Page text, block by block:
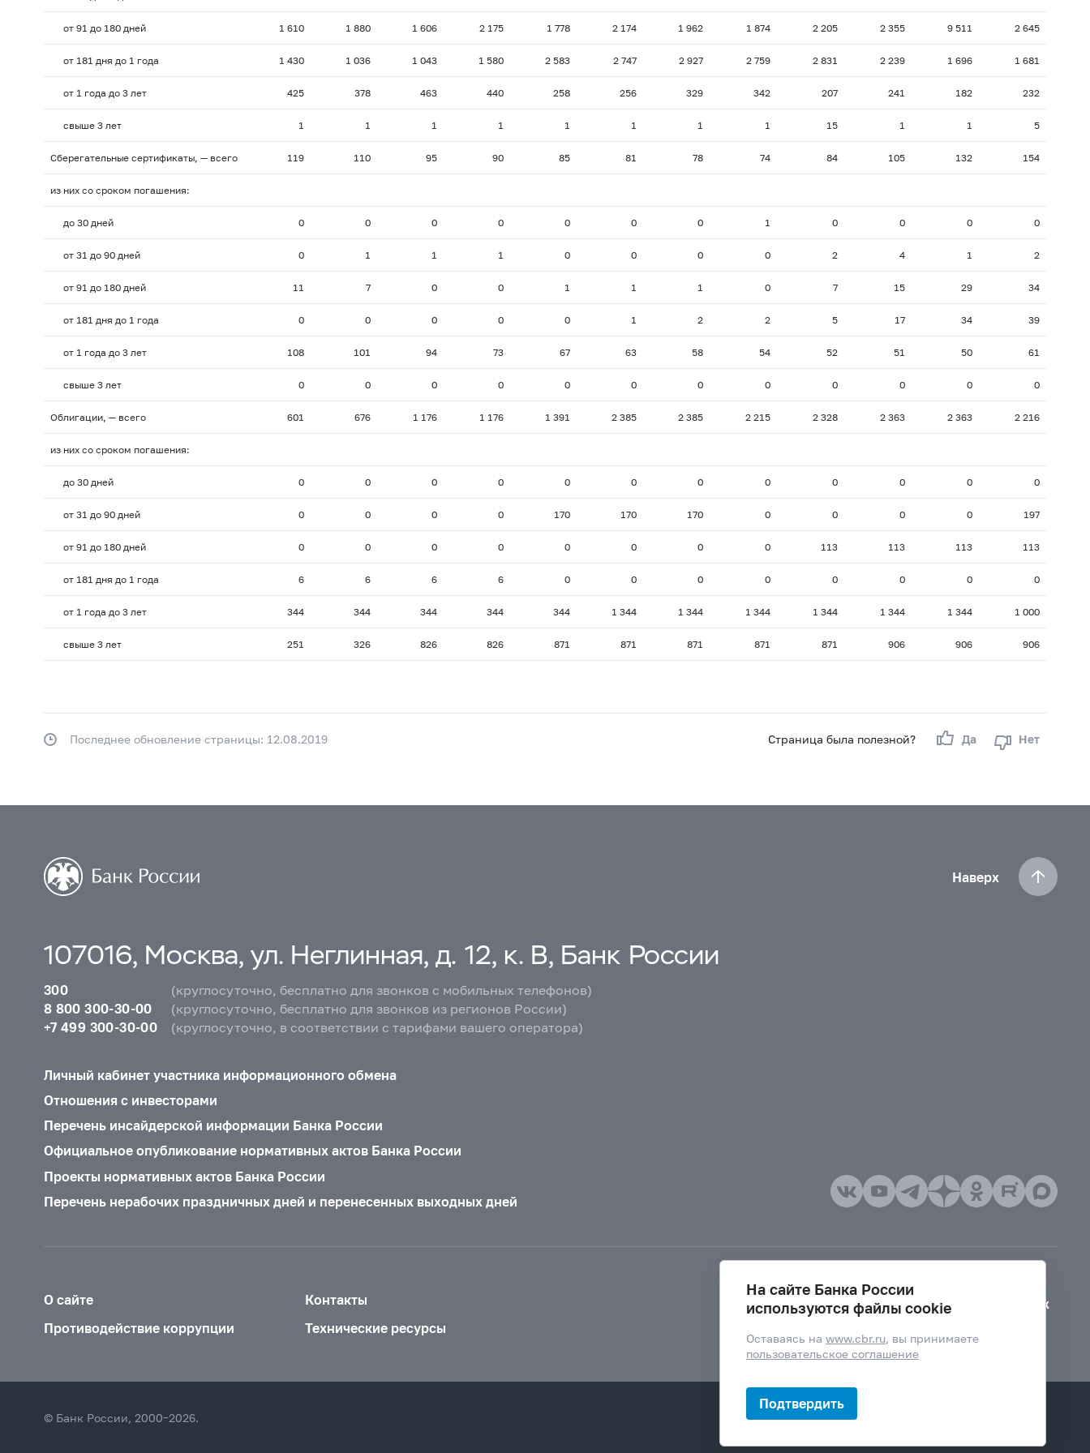
от 91 до 180 дней 1 610 1 880 1 606 2 175 1 778 2 174 1 962 1 874 2 205 2 355 9 511 2 645
от 181 дня до 1 года 1 430 1 036 1 043 1 580 2 583 2 747 2 927 2 759 2 831 2 239 1 696 1 681
от 1 года до 3 лет 425 378 463 440 258 256 329 342 207 241 182 232
свыше 3 лет 1 1 1 1 1 1 1 1 15 1 1 5
Сберегательные сертификаты, — всего 119 110 95 90 85 81 78 74 84 105 132 154
из них со сроком погашения:
до 30 дней 0 0 0 0 0 0 0 1 0 0 0 0
от 31 до 90 дней 0 1 1 1 0 0 0 0 2 4 1 2
от 91 до 180 дней 11 7 0 0 1 1 1 0 7 15 29 34
от 181 дня до 1 года 0 0 0 0 0 1 2 2 5 17 34 39
от 1 года до 3 лет 108 101 94 73 67 63 58 54 52 51 50 61
свыше 3 лет 0 0 0 0 0 0 0 0 0 0 0 0
Облигации, — всего 601 676 1 176 1 176 1 391 2 385 2 385 2 215 2 328 2 363 2 363 2 216
из них со сроком погашения:
до 30 дней 0 0 0 0 0 0 0 0 0 0 0 0
от 31 до 90 дней 0 0 0 0 170 170 170 0 0 0 0 197
от 91 до 180 дней 0 0 0 0 0 0 0 0 113 113 113 113
от 181 дня до 1 года 6 6 6 6 0 0 0 0 0 0 0 0
от 1 года до 3 лет 344 344 344 344 344 1 344 1 344 1 344 1 344 1 344 1 344 1 000
свыше 3 лет 251 326 826 826 871 871 871 871 871 906 906 906
Страница была полезной? Да Нет
Последнее обновление страницы: 12.08.2019
Наверх
107016, Москва, ул. Неглинная, д. 12, к. В, Банк России
300
(круглосуточно, бесплатно для звонков с мобильных телефонов)
8 800 300-30-00
(круглосуточно, бесплатно для звонков из регионов России)
+7 499 300-30-00
(круглосуточно, в соответствии с тарифами вашего оператора)
Личный кабинет участника информационного обмена
Отношения с инвесторами
Перечень инсайдерской информации Банка России
Официальное опубликование нормативных актов Банка России
Проекты нормативных актов Банка России
Перечень нерабочих праздничных дней и перенесенных выходных дней
О сайте
Контакты
Противодействие коррупции
Технические ресурсы
Версия для слабовидящих
© Банк России, 2000–2026.
На сайте Банка России
используются файлы cookie
Оставаясь наwww.cbr.ru, вы принимаете
пользовательское соглашение
Подтвердить